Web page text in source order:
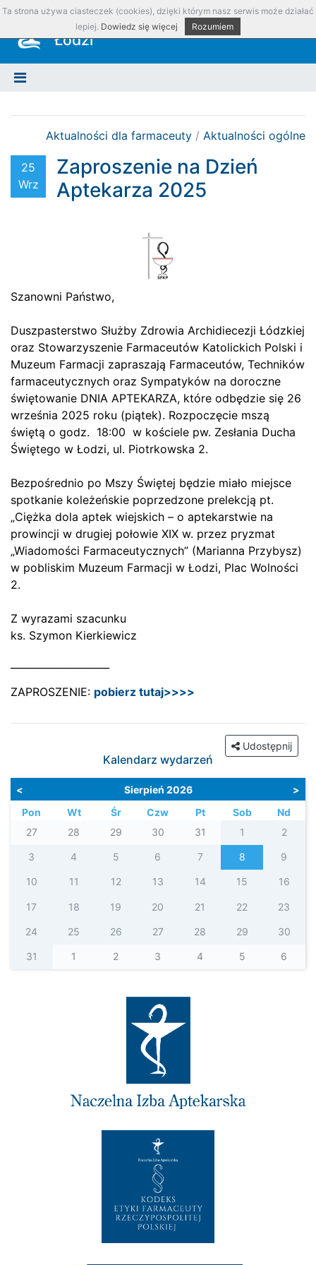
Okręgowa Izba Aptekarska w
Łodzi
Aktualności dla farmaceuty / Aktualności ogólne
25
Wrz
Zaproszenie na Dzień
Aptekarza 2025
Szanowni Państwo,
Duszpasterstwo Służby Zdrowia Archidiecezji Łódzkiej
oraz Stowarzyszenie Farmaceutów Katolickich Polski i
Muzeum Farmacji zapraszają Farmaceutów, Techników
farmaceutycznych oraz Sympatyków na doroczne
świętowanie DNIA APTEKARZA, które odbędzie się 26
września 2025 roku (piątek). Rozpoczęcie mszą
świętą o godz. 18:00 w kościele pw. Zesłania Ducha
Świętego w Łodzi, ul. Piotrkowska 2.
Bezpośrednio po Mszy Świętej będzie miało miejsce
spotkanie koleżeńskie poprzedzone prelekcją pt.
„Ciężka dola aptek wiejskich – o aptekarstwie na
prowincji w drugiej połowie XIX w. przez pryzmat
„Wiadomości Farmaceutycznych” (Marianna Przybysz)
w pobliskim Muzeum Farmacji w Łodzi, Plac Wolności
2.
Z wyrazami szacunku
ks. Szymon Kierkiewicz
ZAPROSZENIE: pobierz tutaj>>>>
Udostępnij
Kalendarz wydarzeń
< Sierpień 2026
>
Pon
Wt Śr Czw Pt Sob
Nd
27
28 29 30 31 1 2
3 4 5 6 7 8 9
10 11 12 13 14 15 16
17 18 19 20 21 22 23
24 25 26 27 28 29 30
31 1 2 3 4 5 6
Ta strona używa ciasteczek (cookies), dzięki którym nasz serwis może działać
lepiej. Dowiedz się więcej Rozumiem